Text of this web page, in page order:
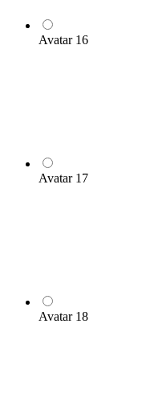
Avatar 16
Avatar 17
Avatar 18